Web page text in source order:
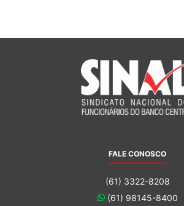
FALE CONOSCO
(61) 3322-8208
(61) 98145-8400